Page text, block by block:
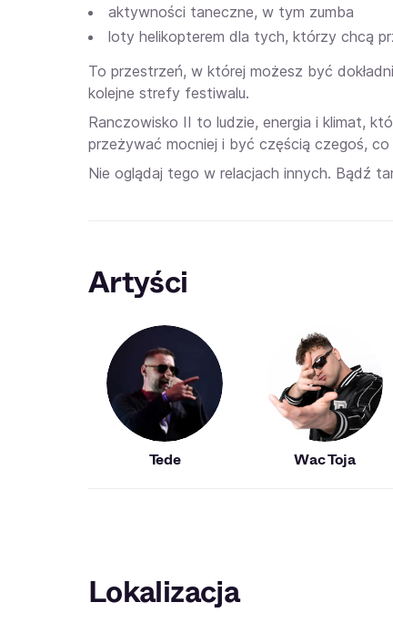
aktywności taneczne, w tym zumba
loty helikopterem dla tych, którzy chcą
To przestrzeń, w której możesz być
kolejne strefy festiwalu.
Ranczowisko II to ludzie, energia i klimat,
przeżywać mocniej i być częścią czegoś,
Nie oglądaj tego w relacjach innych. Bądź
Artyści
Tede Wac Toja
Lokalizacja